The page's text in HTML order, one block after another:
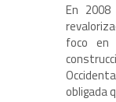
En
foco
obligada